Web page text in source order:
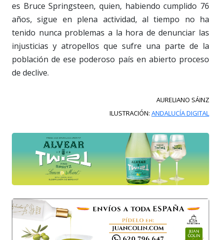
es Bruce Springsteen, quien, habiendo cumplido 76
años, sigue en plena actividad, al tiempo no ha
tenido nunca problemas a la hora de denunciar las
injusticias y atropellos que sufre una parte de la
población de ese poderoso país en abierto proceso
de declive.
AURELIANO SÁINZ
ILUSTRACIÓN: ANDALUCÍA DIGITAL